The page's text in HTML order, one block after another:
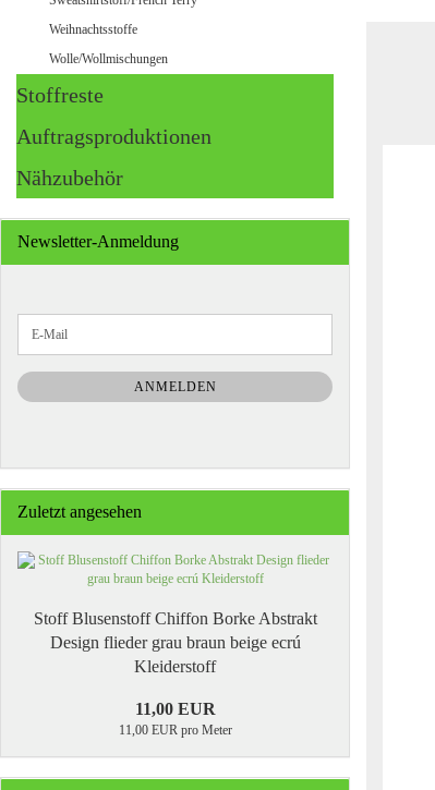
Weihnachtsstoffe
Wolle/Wollmischungen
Stoffreste
Auftragsproduktionen
Nähzubehör
Newsletter-Anmeldung
ZUR
NEWSLETTER-
ANMELDUNG
E-
Mail
ANMELDEN
Zuletzt angesehen
Stoff Blusenstoff Chiffon Borke Abstrakt
Design flieder grau braun beige ecrú
Kleiderstoff
11,00 EUR
11,00 EUR pro Meter